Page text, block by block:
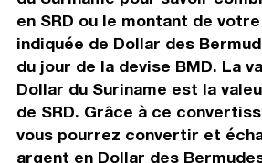
en SRD ou le montant de
indiquée de Dollar des
du jour de la devise BMD. La
Dollar du Suriname est la
de SRD. Grâce à ce
vous pourrez convertir et
argent en Dollar des